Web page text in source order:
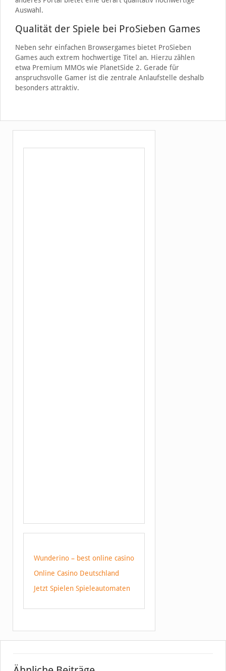
Auswahl.
Qualität der Spiele bei ProSieben Games
Neben sehr einfachen Browsergames bietet ProSieben
Games auch extrem hochwertige Titel an. Hierzu zählen
etwa Premium MMOs wie PlanetSide 2. Gerade für
anspruchsvolle Gamer ist die zentrale Anlaufstelle deshalb
besonders attraktiv.
Wunderino – best online casino
Online Casino Deutschland
Jetzt Spielen Spieleautomaten